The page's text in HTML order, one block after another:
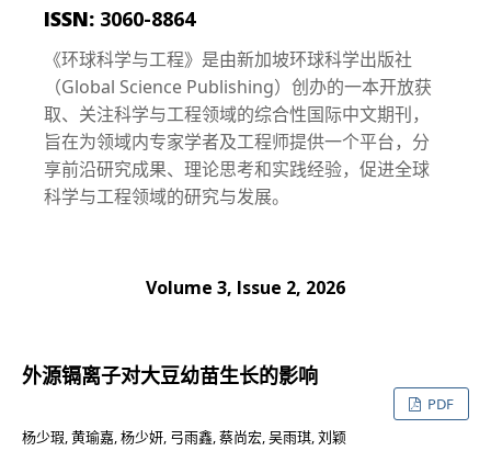
ISSN: 3060-8864
《环球科学与工程》是由新加坡环球科学出版社
（Global Science Publishing）创办的一本开放获
取、关注科学与工程领域的综合性国际中文期刊，
旨在为领域内专家学者及工程师提供一个平台，分
享前沿研究成果、理论思考和实践经验，促进全球
科学与工程领域的研究与发展。
Volume 3, Issue 2, 2026
外源镉离子对大豆幼苗生长的影响
PDF
杨少瑕, 黄瑜嘉, 杨少妍, 弓雨鑫, 蔡尚宏, 吴雨琪, 刘颖